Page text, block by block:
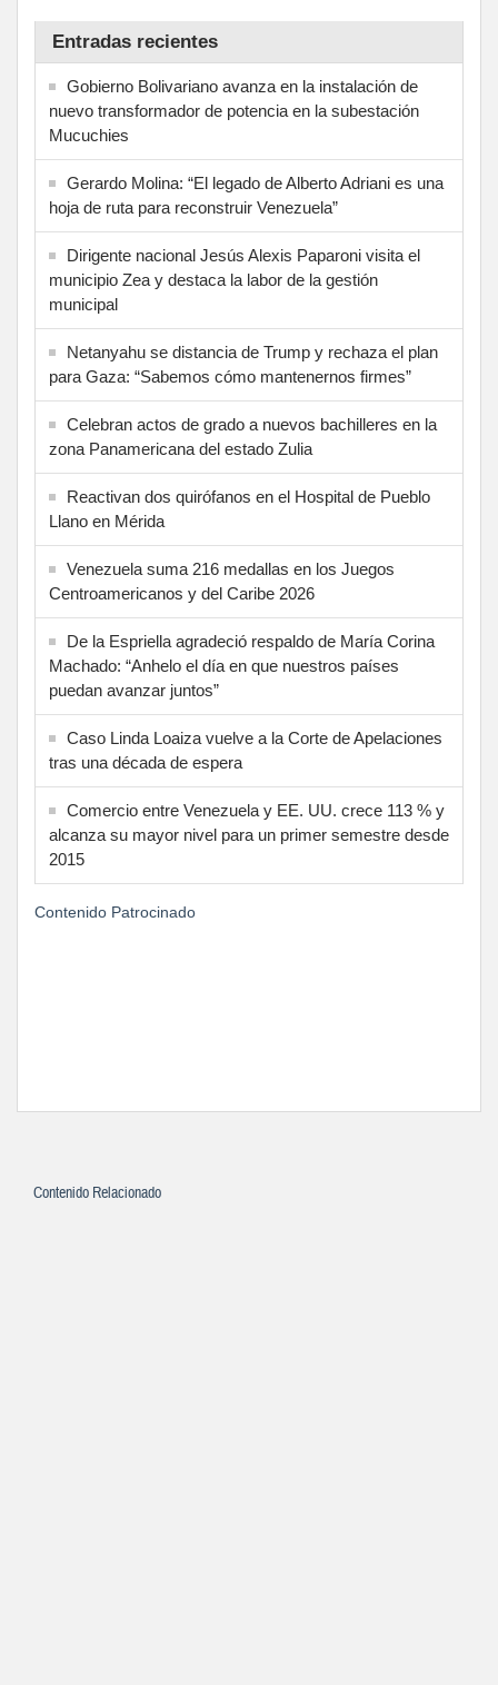
Entradas recientes
Gobierno Bolivariano avanza en la instalación de
nuevo transformador de potencia en la subestación
Mucuchies
Gerardo Molina: “El legado de Alberto Adriani es una
hoja de ruta para reconstruir Venezuela”
Dirigente nacional Jesús Alexis Paparoni visita el
municipio Zea y destaca la labor de la gestión
municipal
Netanyahu se distancia de Trump y rechaza el plan
para Gaza: “Sabemos cómo mantenernos firmes”
Celebran actos de grado a nuevos bachilleres en la
zona Panamericana del estado Zulia
Reactivan dos quirófanos en el Hospital de Pueblo
Llano en Mérida
Venezuela suma 216 medallas en los Juegos
Centroamericanos y del Caribe 2026
De la Espriella agradeció respaldo de María Corina
Machado: “Anhelo el día en que nuestros países
puedan avanzar juntos”
Caso Linda Loaiza vuelve a la Corte de Apelaciones
tras una década de espera
Comercio entre Venezuela y EE. UU. crece 113 % y
alcanza su mayor nivel para un primer semestre desde
2015
Contenido Patrocinado
Contenido Relacionado